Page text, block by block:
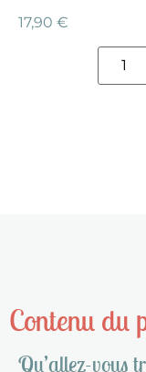
17,90 €
Contenu du
Qu’allez-vous